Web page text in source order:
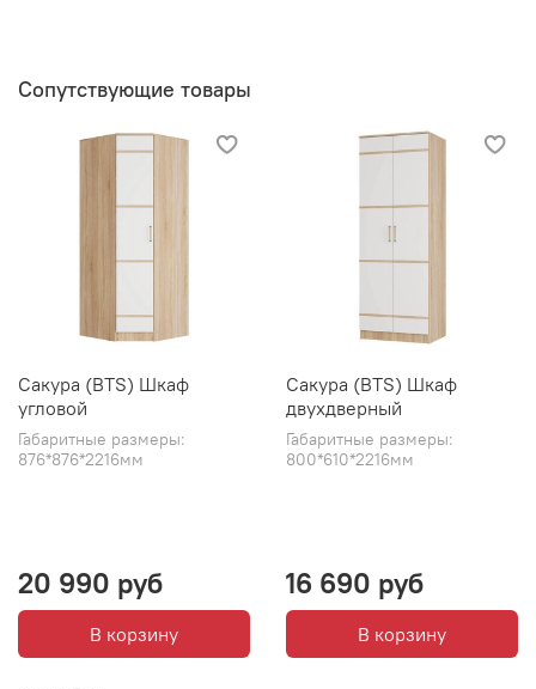
Сопутствующие товары
Сакура (BTS) Шкаф
угловой
Габаритные размеры:
876*876*2216мм
20 990 руб
В корзину
Сакура (BTS) Шкаф
двухдверный
Габаритные размеры:
800*610*2216мм
16 690 руб
В корзину